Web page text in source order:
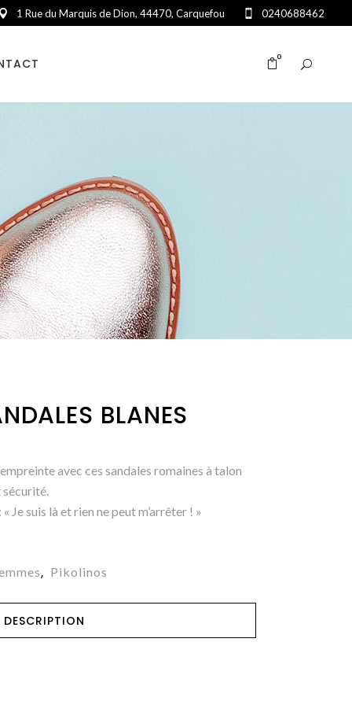
1 Rue du Marquis de Dion, 44470, Carquefou 0240688462
0
BLANES
avec ces sandales romaines à talon
Je suis là et rien ne peut m’arrêter ! »
, Pikolinos
DESCRIPTION